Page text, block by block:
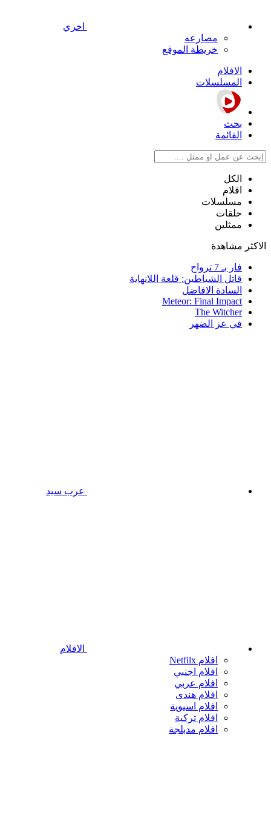
اخري
مصارعه
خريطة الموقع
الافلام
المسلسلات
بحث
القائمة
الكل
افلام
مسلسلات
حلقات
ممثلين
الاكثر مشاهدة
فار بـ 7 ترواح
قاتل الشياطين: قلعة اللانهاية
السادة الافاضل
Meteor: Final Impact
The Witcher
في عز الضهر
عرب سيد
الافلام
افلام Netfilx
افلام اجنبي
افلام عربي
افلام هندى
افلام اسيوية
افلام تركية
افلام مدبلجة